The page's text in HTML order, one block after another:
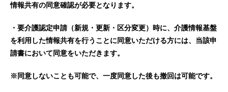
情報共有の同意確認が必要となります。
・要介護認定申請（新規・更新・区分変更）時に、介護情報基盤
を利用した情報共有を行うことに同意いただける方には、当該申
請書において同意をいただきます。
※同意しないことも可能で、一度同意した後も撤回は可能です。